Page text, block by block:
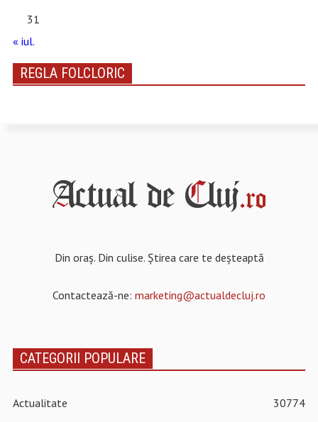
31
« iul.
REGLA FOLCLORIC
Din oraș. Din culise. Știrea care te deșteaptă
Contactează-ne: marketing@actualdecluj.ro
CATEGORII POPULARE
Actualitate 30774